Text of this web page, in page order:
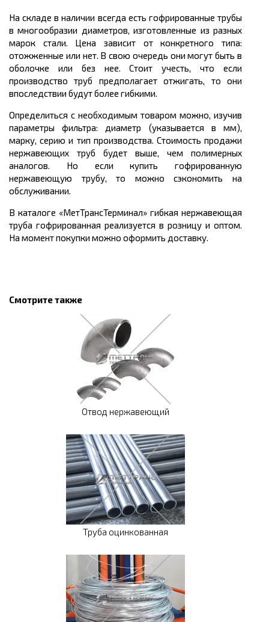
На складе в наличии всегда есть гофрированные трубы
в многообразии диаметров, изготовленные из разных
марок стали. Цена зависит от конкретного типа:
отожженные или нет. В свою очередь они могут быть в
оболочке или без нее. Стоит учесть, что если
производство труб предполагает отжигать, то они
впоследствии будут более гибкими.
Определиться с необходимым товаром можно, изучив
параметры фильтра: диаметр (указывается в мм),
марку, серию и тип производства. Стоимость продажи
нержавеющих труб будет выше, чем полимерных
аналогов. Но если купить гофрированную
нержавеющую трубу, то можно сэкономить на
обслуживании.
В каталоге «МетТрансТерминал» гибкая нержавеющая
труба гофрированная реализуется в розницу и оптом.
На момент покупки можно оформить доставку.
Смотрите также
Отвод нержавеющий
Труба оцинкованная